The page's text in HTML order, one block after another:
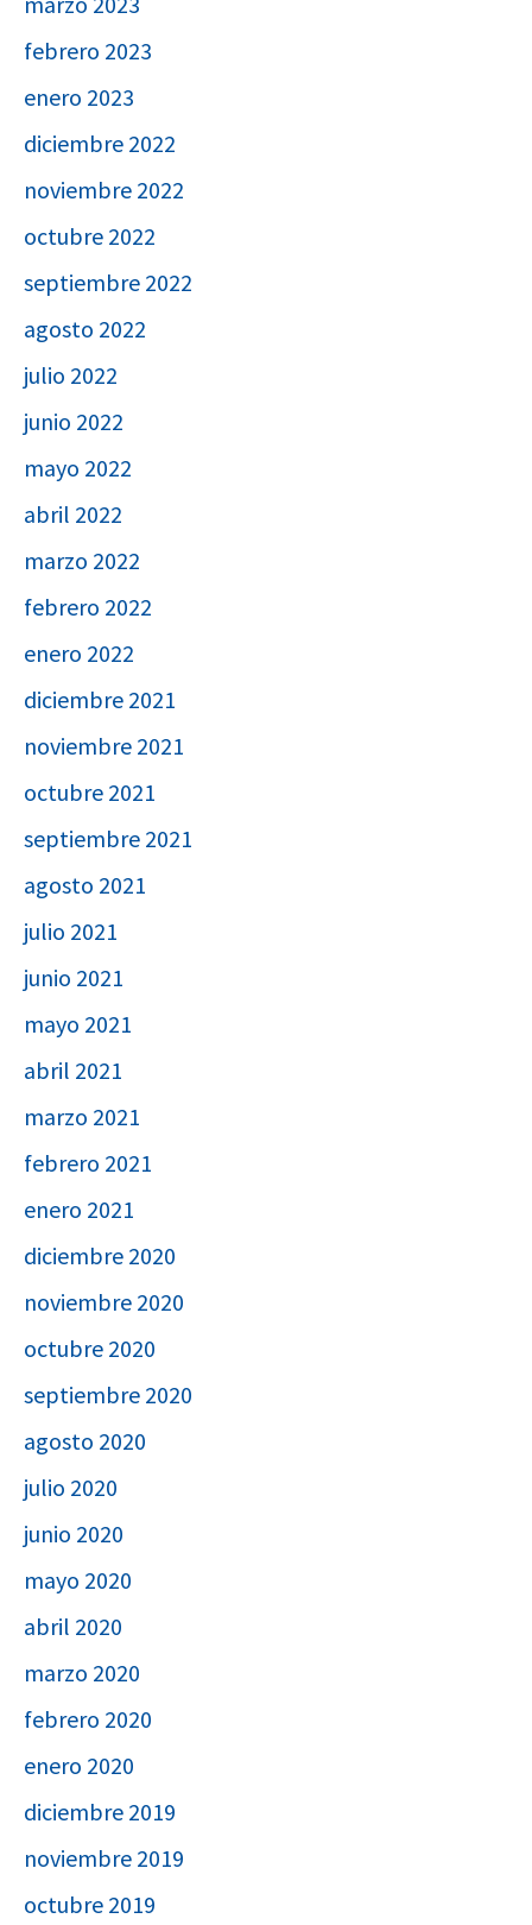
febrero 2023
enero 2023
diciembre 2022
noviembre 2022
octubre 2022
septiembre 2022
agosto 2022
julio 2022
junio 2022
mayo 2022
abril 2022
marzo 2022
febrero 2022
enero 2022
diciembre 2021
noviembre 2021
octubre 2021
septiembre 2021
agosto 2021
julio 2021
junio 2021
mayo 2021
abril 2021
marzo 2021
febrero 2021
enero 2021
diciembre 2020
noviembre 2020
octubre 2020
septiembre 2020
agosto 2020
julio 2020
junio 2020
mayo 2020
abril 2020
marzo 2020
febrero 2020
enero 2020
diciembre 2019
noviembre 2019
octubre 2019